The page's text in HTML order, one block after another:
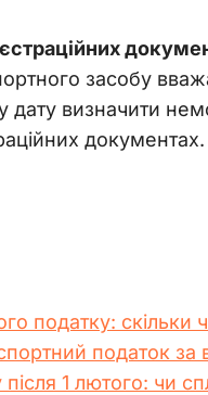
засобу
дату визначити
документах.
податку: скільки
податок за
після 1 лютого: чи